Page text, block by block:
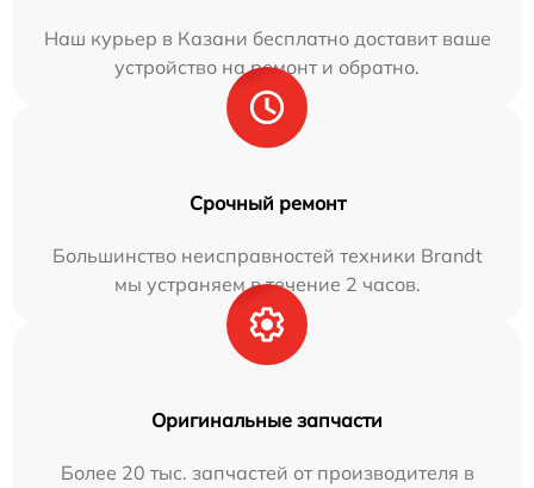
Наш курьер в Казани бесплатно доставит ваше
устройство на ремонт и обратно.
Срочный ремонт
Большинство неисправностей техники Brandt
мы устраняем в течение 2 часов.
Оригинальные запчасти
Более 20 тыс. запчастей от производителя в